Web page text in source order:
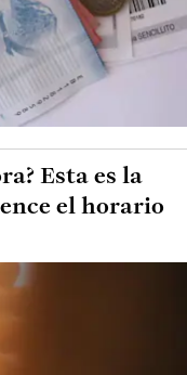
Esta es la
el horario